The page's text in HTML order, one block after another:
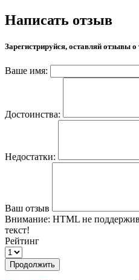
Написать отзыв
Зарегистрируйся, оставляй отзывы
Ваше имя:
Достоинства:
Недостатки:
Ваш отзыв
Внимание: HTML не
текст!
Рейтинг
Продолжить